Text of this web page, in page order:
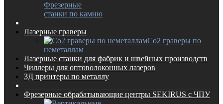
Фрезерные
станки по камню
Лазерные граверы
Co2 граверы по
неметаллам
Лазерные станки для фабрик и швейных производств
Чиллеры для оптоволоконных лазеров
3Д принтеры по металлу
Фрезерные обрабатывающие центры SEKIRUS с ЧПУ